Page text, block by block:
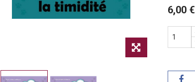
6,00 €